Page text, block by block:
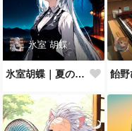
氷室 胡蝶
氷室胡蝶｜夏の夜空